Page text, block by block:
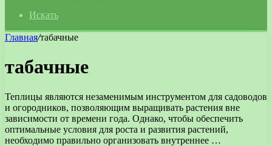
Искать
Главная/табачные
табачные
Теплицы являются незаменимым инструментом для садоводов
и огородников, позволяющим выращивать растения вне
зависимости от времени года. Однако, чтобы обеспечить
оптимальные условия для роста и развития растений,
необходимо правильно организовать внутреннее …